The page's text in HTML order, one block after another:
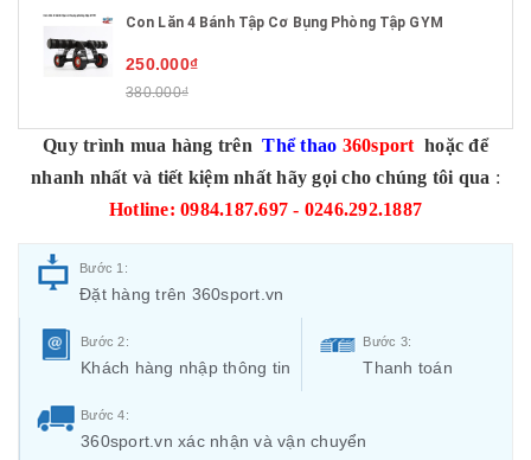
Con Lăn 4 Bánh Tập Cơ Bụng Phòng Tập GYM
250.000₫
380.000₫
Quy trình mua hàng trên Thể thao 360sport hoặc để
nhanh nhất và tiết kiệm nhất hãy gọi cho chúng tôi qua :
Hotline: 0984.187.697 - 0246.292.1887
Bước 1:
Đặt hàng trên 360sport.vn
Bước 2:
Khách hàng nhập thông tin
Bước 3:
Thanh toán
Bước 4:
360sport.vn xác nhận và vận chuyển